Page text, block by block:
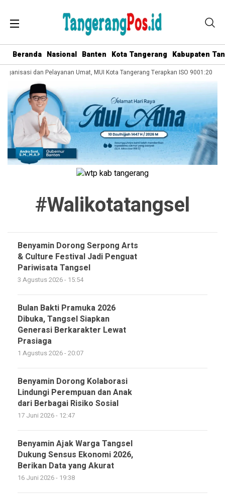
Beranda Nasional Banten Kota Tangerang Kabupaten
dan Pelayanan Umat, MUI Kota Tangerang Terapkan ISO 9001:2015
#walikotatangsel
Benyamin Dorong Serpong Arts
& Culture Festival Jadi Penguat
Pariwisata Tangsel
3 Agustus 2026 - 15:54
Bulan Bakti Pramuka 2026
Dibuka, Tangsel Siapkan
Generasi Berkarakter Lewat
Prasiaga
1 Agustus 2026 - 20:07
Benyamin Dorong Kolaborasi
Lindungi Perempuan dan Anak
dari Berbagai Risiko Sosial
17 Juni 2026 - 12:47
Benyamin Ajak Warga Tangsel
Dukung Sensus Ekonomi 2026,
Berikan Data yang Akurat
16 Juni 2026 - 19:38